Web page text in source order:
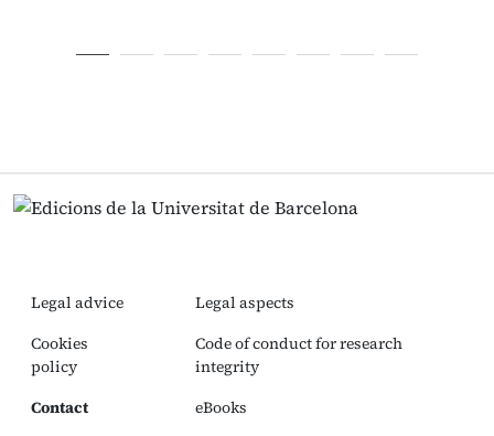
Legal advice
Cookies
policy
Contact
Legal aspects
Code of conduct for research
integrity
eBooks